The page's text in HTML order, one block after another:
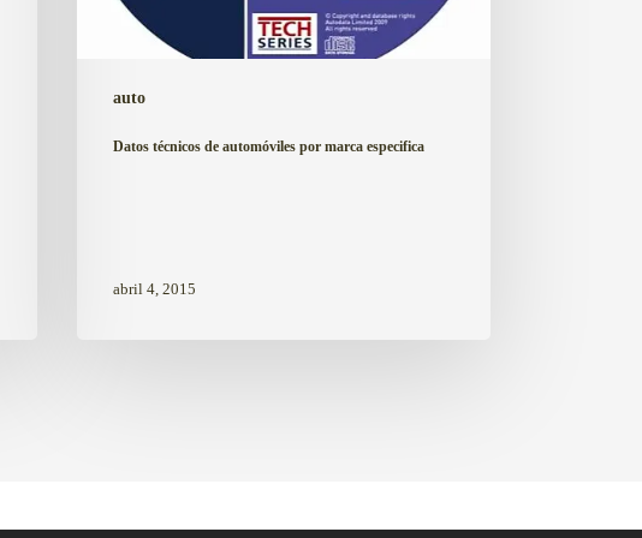
auto
Datos técnicos de automóviles por marca especifica
abril 4, 2015